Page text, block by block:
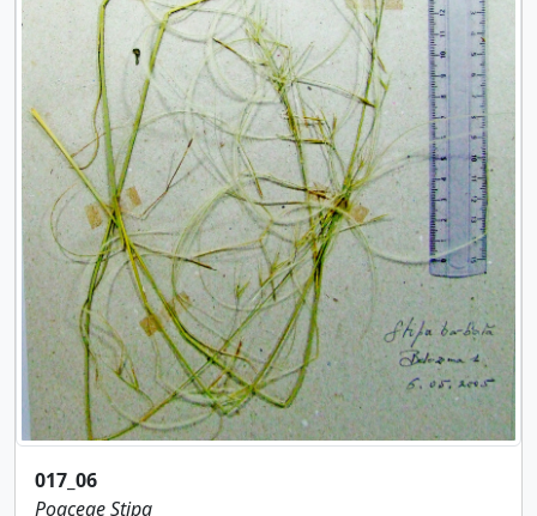
017_06
PoaceaeStipa